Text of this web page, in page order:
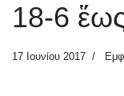
18-6
17 Ιουνίου 2017